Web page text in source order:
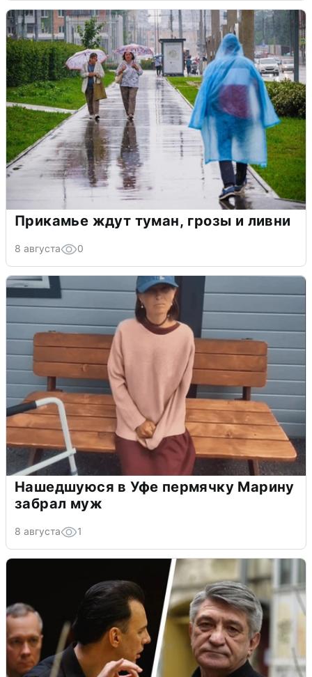
Прикамье ждут туман, грозы и ливни
8 августа 0
Нашедшуюся в Уфе пермячку Марину
забрал муж
8 августа 1